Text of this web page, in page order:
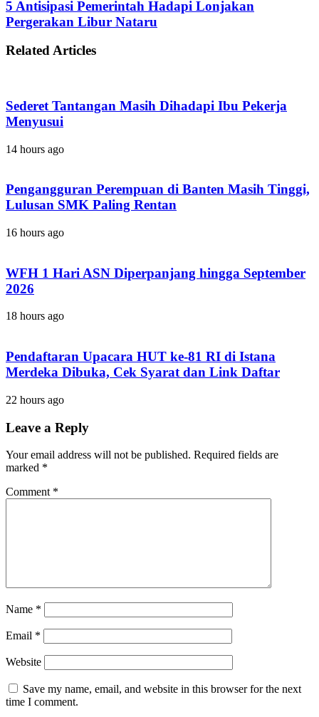
Sedang
Bohong
Wawancara
5
Antisipasi
Pemerintah
Lonjakan
5 Antisipasi Pemerintah Hadapi Lonjakan
Pergerakan Libur Nataru
Related Articles
Sederet Tantangan Masih Dihadapi Ibu Pekerja
Menyusui
14 hours ago
Pengangguran Perempuan di Banten Masih Tinggi,
Lulusan SMK Paling Rentan
16 hours ago
WFH 1 Hari ASN Diperpanjang hingga September
2026
18 hours ago
Pendaftaran Upacara HUT ke-81 RI di Istana
Merdeka Dibuka, Cek Syarat dan Link Daftar
22 hours ago
Leave a Reply
Your email address will not be published. Required fields are
marked *
Comment *
Name *
Email *
Website
Save my name, email, and website in this browser for the next
time I comment.